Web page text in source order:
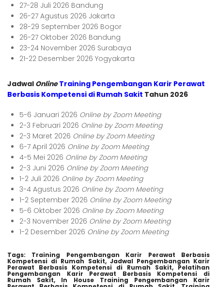
27-28 Juli 2026 Bandung
26-27 Agustus 2026 Jakarta
28-29 September 2026 Bogor
26-27 Oktober 2026 Bandung
23-24 November 2026 Surabaya
21-22 Desember 2026 Yogyakarta
Jadwal OnlineTraining Pengembangan Karir Perawat
Berbasis Kompetensi di Rumah Sakit Tahun 2026
5-6 Januari 2026 Online by Zoom Meeting
2-3 Februari 2026 Online by Zoom Meeting
2-3 Maret 2026 Online by Zoom Meeting
6-7 April 2026 Online by Zoom Meeting
4-5 Mei 2026 Online by Zoom Meeting
2-3 Juni 2026 Online by Zoom Meeting
1-2 Juli 2026 Online by Zoom Meeting
3-4 Agustus 2026 Online by Zoom Meeting
1-2 September 2026 Online by Zoom Meeting
5-6 Oktober 2026 Online by Zoom Meeting
2-3 November 2026 Online by Zoom Meeting
1-2 Desember 2026 Online by Zoom Meeting
Tags: Training Pengembangan Karir Perawat Berbasis
Kompetensi di Rumah Sakit, Jadwal Pengembangan Karir
Perawat Berbasis Kompetensi di Rumah Sakit, Pelatihan
Pengembangan Karir Perawat Berbasis Kompetensi di
Rumah Sakit, In House Training Pengembangan Karir